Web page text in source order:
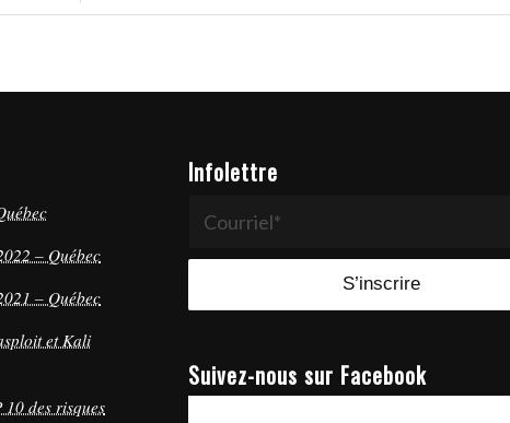
– Québec
– Québec
et Kali
des risques
Infolettre
Suivez-nous sur Facebook